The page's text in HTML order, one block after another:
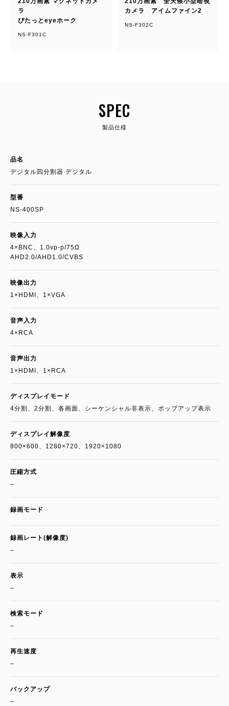
ラ
ぴたっとeyeホーク
NS-F301C
カメラ アイムファイン2
NS-F302C
SPEC
製品仕様
品名
デジタル四分割器 デジタル
型番
NS-400SP
映像入力
4×BNC、1.0vp-p/75Ω
AHD2.0/AHD1.0/CVBS
映像出力
1×HDMI、1×VGA
音声入力
4×RCA
音声出力
1×HDMI、1×RCA
ディスプレイモード
4分割、2分割、各画面、シーケンシャル非表示、ポップアップ表示
ディスプレイ解像度
800×600、1280×720、1920×1080
圧縮方式
–
録画モード
録画レート(解像度)
–
表示
–
検索モード
–
再生速度
–
バックアップ
–